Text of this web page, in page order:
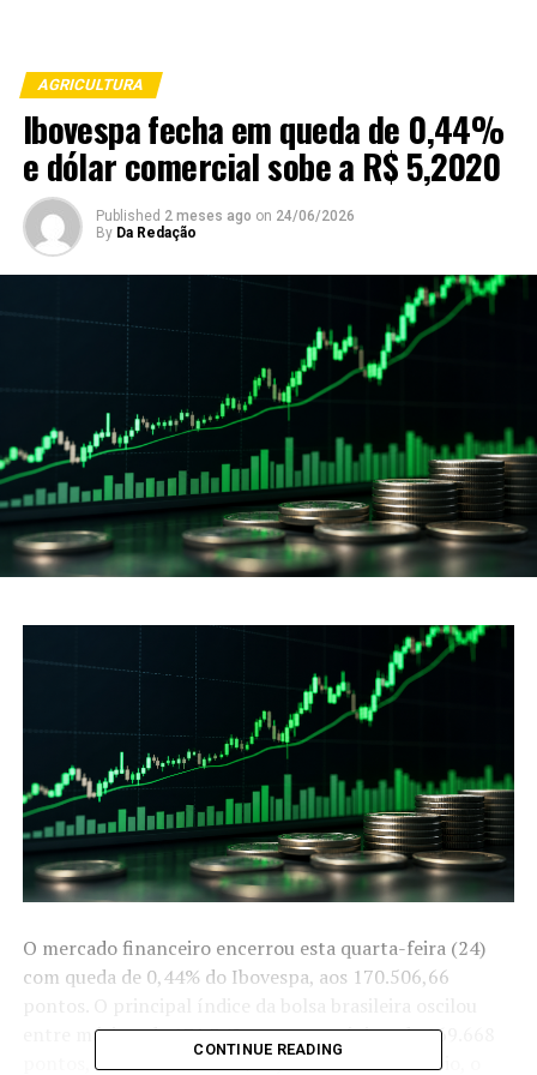
AGRICULTURA
Ibovespa fecha em queda de 0,44%
e dólar comercial sobe a R$ 5,2020
Published 2 meses ago on 24/06/2026
By Da Redação
O mercado financeiro encerrou esta quarta-feira (24)
com queda de 0,44% do Ibovespa, aos 170.506,66
entre máxima de 171.342 pontos e mínima de 169.668
pontos, com volume de R$ 27,2 bilhões. No câmbio, o
CONTINUE READING